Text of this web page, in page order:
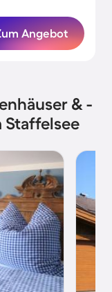
Angebot
& -